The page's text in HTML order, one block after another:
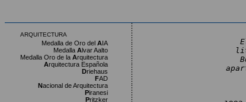
ARQUITECTURA
Medalla de Oro del AIA
Medalla Alvar Aalto
Medalla Oro de la Arquitectura
Arquitectura Española
Driehaus
FAD
Nacional de Arquitectura
Piranesi
Pritzker